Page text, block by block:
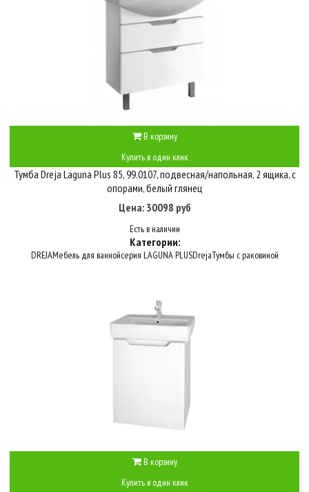
В корзину
Купить в один клик
Тумба Dreja Laguna Plus 85, 99.0107, подвесная/напольная, 2 ящика, с
опорами, белый глянец
Цена: 30098 руб
Есть в наличии
Категории:
DREJAМебель для ваннойсерия LAGUNA PLUSDrejaТумбы с раковиной
В корзину
Купить в один клик